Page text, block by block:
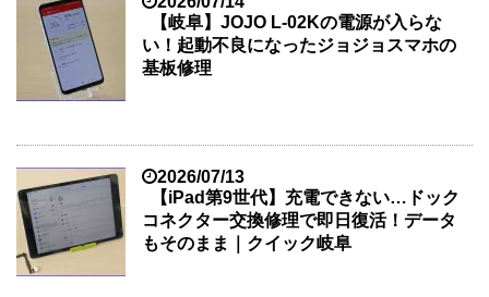
【岐阜】JOJO L-02Kの電源が入らな
い！起動不良になったジョジョスマホの
基板修理
2026/07/13
【iPad第9世代】充電できない…ドック
コネクター交換修理で即日復活！データ
もそのまま｜クイック岐阜